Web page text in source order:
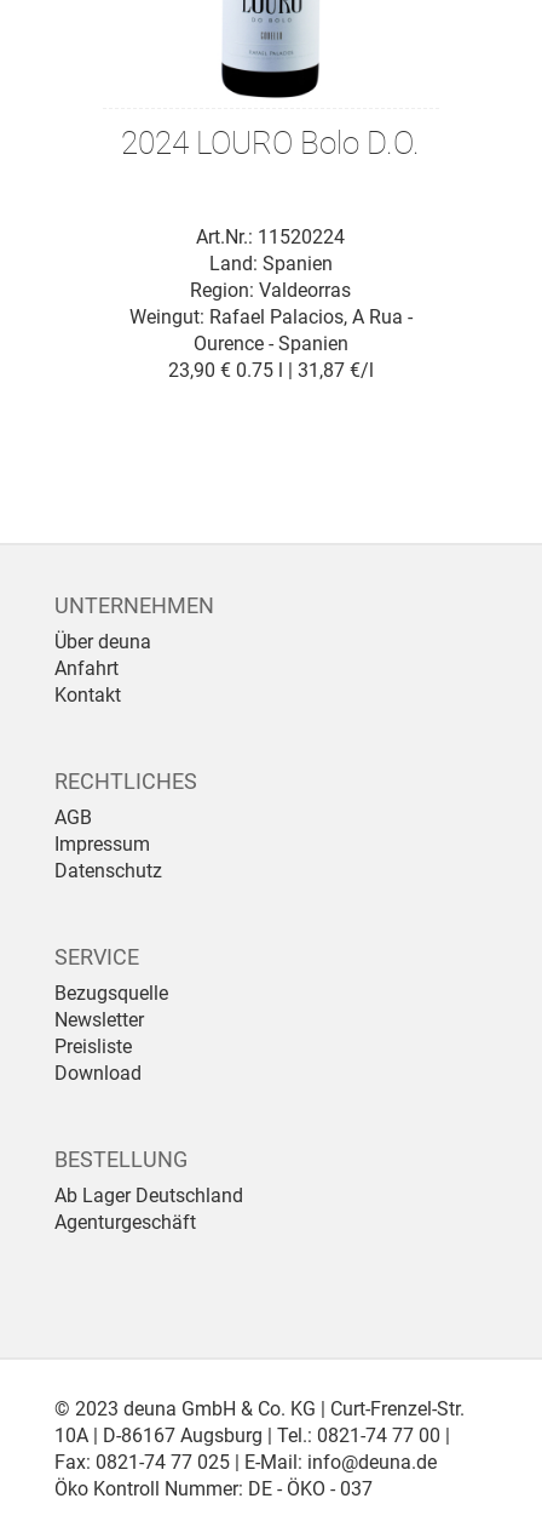
2024 LOURO Bolo D.O.
Art.Nr.: 11520224
Land: Spanien
Region: Valdeorras
Weingut: Rafael Palacios, A Rua -
Ourence - Spanien
23,90 € 0.75 l | 31,87 €/l
UNTERNEHMEN
Über deuna
Anfahrt
Kontakt
RECHTLICHES
AGB
Impressum
Datenschutz
SERVICE
Bezugsquelle
Newsletter
Preisliste
Download
BESTELLUNG
Ab Lager Deutschland
Agenturgeschäft
© 2023 deuna GmbH & Co. KG | Curt-Frenzel-Str.
10A | D-86167 Augsburg | Tel.: 0821-74 77 00 |
Fax: 0821-74 77 025 | E-Mail: info@deuna.de
Öko Kontroll Nummer: DE - ÖKO - 037